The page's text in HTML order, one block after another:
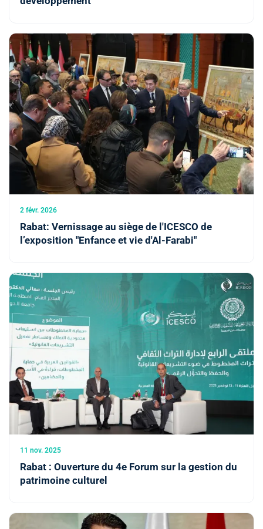
2 févr. 2026
Rabat: Vernissage au siège de l'ICESCO de
l’exposition "Enfance et vie d'Al-Farabi"
11 nov. 2025
Rabat : Ouverture du 4e Forum sur la gestion du
patrimoine culturel